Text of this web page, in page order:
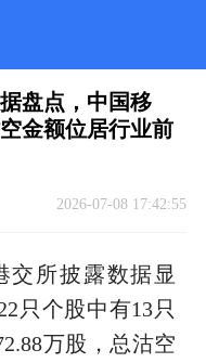
盘点，中国移
金额位居行业前
2026-07-08 17:42:55
交所披露数据显
只个股中有13只
万股，总沽空